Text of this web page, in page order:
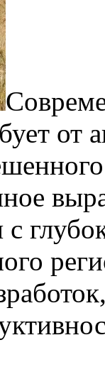
от
с